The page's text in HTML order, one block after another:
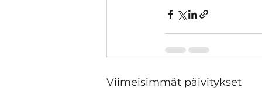
Viimeisimmät päivitykset